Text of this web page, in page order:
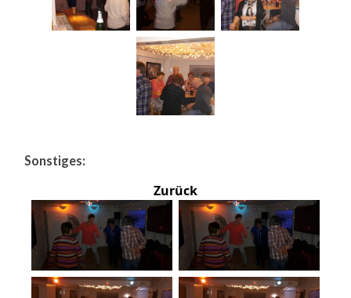
Sonstiges:
Zurück